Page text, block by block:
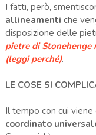
I fatti, però,
allineamenti che
disposizione delle
pietre di
(leggi perché).
LE COSE SI
Il tempo con cui
coordinato